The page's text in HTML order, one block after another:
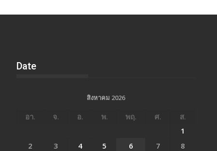
Date
สิงหาคม 2026
อา. จ. อ. พ. พฤ. ศ.
ส.
1
2
3 4 5 6 7
8